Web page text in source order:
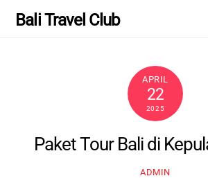
Bali Travel Club
APRIL
22
2025
Paket Tour Bali di
ADMIN